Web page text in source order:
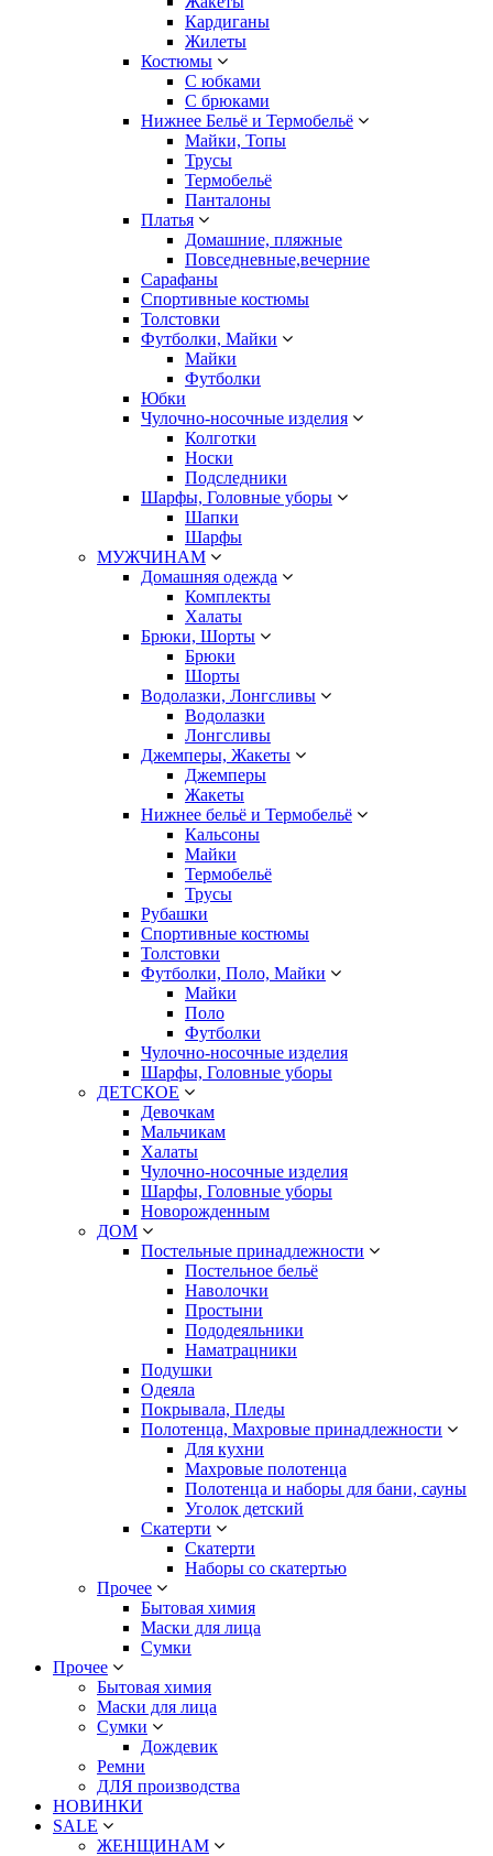
Кардиганы
Жилеты
Костюмы
С юбками
С брюками
Нижнее Бельё и Термобельё
Майки, Топы
Трусы
Термобельё
Панталоны
Платья
Домашние, пляжные
Повседневные,вечерние
Сарафаны
Спортивные костюмы
Толстовки
Футболки, Майки
Майки
Футболки
Юбки
Чулочно-носочные изделия
Колготки
Носки
Подследники
Шарфы, Головные уборы
Шапки
Шарфы
МУЖЧИНАМ
Домашняя одежда
Комплекты
Халаты
Брюки, Шорты
Брюки
Шорты
Водолазки, Лонгсливы
Водолазки
Лонгсливы
Джемперы, Жакеты
Джемперы
Жакеты
Нижнее бельё и Термобельё
Кальсоны
Майки
Термобельё
Трусы
Рубашки
Спортивные костюмы
Толстовки
Футболки, Поло, Майки
Майки
Поло
Футболки
Чулочно-носочные изделия
Шарфы, Головные уборы
ДЕТСКОЕ
Девочкам
Мальчикам
Халаты
Чулочно-носочные изделия
Шарфы, Головные уборы
Новорожденным
ДОМ
Постельные принадлежности
Постельное бельё
Наволочки
Простыни
Пододеяльники
Наматрацники
Подушки
Одеяла
Покрывала, Пледы
Полотенца, Махровые принадлежности
Для кухни
Махровые полотенца
Полотенца и наборы для бани, сауны
Уголок детский
Скатерти
Скатерти
Наборы со скатертью
Прочее
Бытовая химия
Маски для лица
Сумки
Прочее
Бытовая химия
Маски для лица
Сумки
Дождевик
Ремни
ДЛЯ производства
НОВИНКИ
SALE
ЖЕНЩИНАМ